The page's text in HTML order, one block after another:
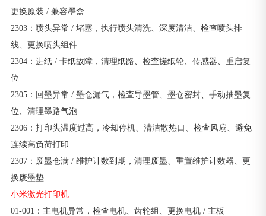
更换原装 / 兼容墨盒
2303：喷头异常 / 堵塞，执行喷头清洗、深度清洁、检查喷头排
线、更换喷头组件
2304：进纸 / 卡纸故障，清理纸路、检查搓纸轮、传感器、重启复
位
2305：回墨异常 / 墨仓漏气，检查导墨管、墨仓密封、手动抽墨复
位、清理墨路气泡
2306：打印头温度过高，冷却停机、清洁散热口、检查风扇、避免
连续高负荷打印
2307：废墨仓满 / 维护计数到期，清理废墨、重置维护计数器、更
换废墨垫
小米激光打印机
01-001：主电机异常，检查电机、齿轮组、更换电机 / 主板